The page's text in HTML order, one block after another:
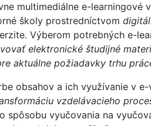
multimediálne e-learningové
školy prostredníctvom
Výberom potrebných e-
elektronické študijné
aktuálne požiadavky trhu
obsahov a ich využívanie v
vzdelávacieho
spôsobu vyučovania na